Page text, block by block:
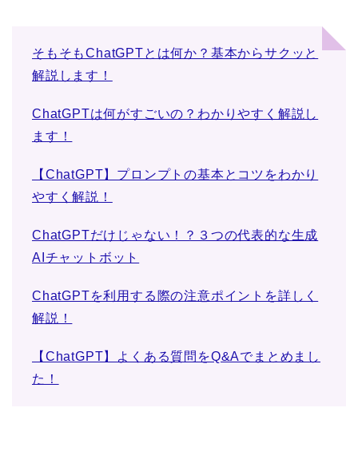
そもそもChatGPTとは何か？基本からサクッと
解説します！
ChatGPTは何がすごいの？わかりやすく解説し
ます！
【ChatGPT】プロンプトの基本とコツをわかり
やすく解説！
ChatGPTだけじゃない！？３つの代表的な生成
AIチャットボット
ChatGPTを利用する際の注意ポイントを詳しく
解説！
【ChatGPT】よくある質問をQ&Aでまとめまし
た！